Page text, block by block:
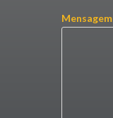
Mensagem